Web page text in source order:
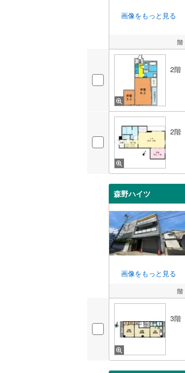
画像をもっと見る
階
2階
2階
森野ハイツ
画像をもっと見る
階
3階